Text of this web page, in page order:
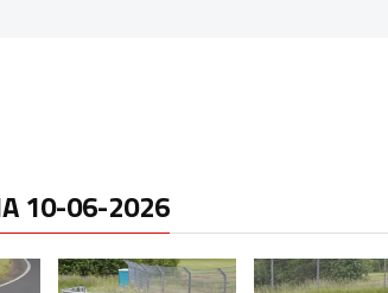
10-06-2026